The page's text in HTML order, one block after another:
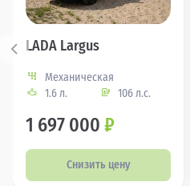
LADA Largus
Механическая
1.6 л.
106 л.с.
1 697 000 ₽
Снизить цену